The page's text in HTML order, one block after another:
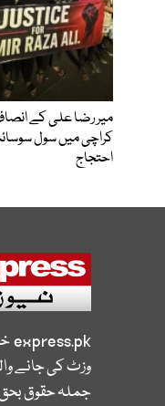
میر رضا علی کے
کراچی میں سول
احتجاج
express.pk
وزٹ کی جانے
جملہ حقوق